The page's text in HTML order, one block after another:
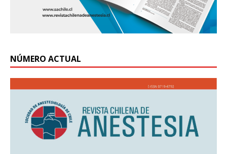
NÚMERO ACTUAL